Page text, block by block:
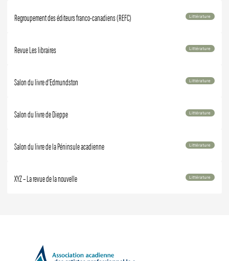
Regroupement des éditeurs franco-canadiens (REFC) Littérature
Revue Les libraires Littérature
Salon du livre d’Edmundston Littérature
Salon du livre de Dieppe Littérature
Salon du livre de la Péninsule acadienne Littérature
XYZ – La revue de la nouvelle Littérature